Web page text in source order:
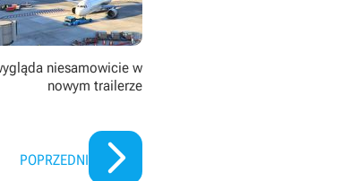
niesamowicie w
nowym trailerze
POPRZEDNI